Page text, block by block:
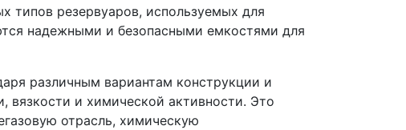
типов резервуаров, используемых для
надежными и безопасными емкостями для
различным вариантам конструкции и
вязкости и химической активности. Это
отрасль, химическую